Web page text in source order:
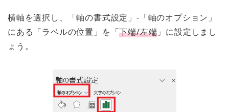
横軸を選択し、「軸の書式設定」-「軸のオプション」
にある「ラベルの位置」を「下端/左端 」に設定しまし
ょう。